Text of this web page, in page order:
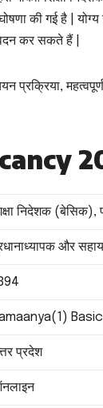
की गई है |
कर सकते हैं |
प्रक्रिया,
निदेशक (बेसिक),
और
प्रदेश